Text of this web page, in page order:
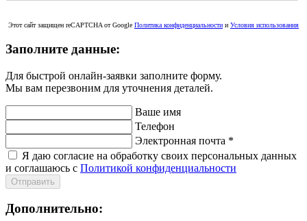
Этот сайт защищен reCAPTCHA от Google Политика конфиденциальности и Условия использования
Заполните данные:
Для быстрой онлайн-заявки заполните форму.
Мы вам перезвоним для уточнения деталей.
Ваше имя
Телефон
Электронная почта *
Я даю согласие на обработку своих персональных данных
и соглашаюсь с Политикой конфиденциальности
Отправить
Дополнительно: